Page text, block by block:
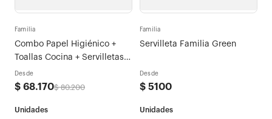
Familia
Combo Papel Higiénico +
Toallas Cocina + Servilletas +
Pañuelos Gripales Familia
Desde
$ 68.170$ 80.200
Familia
Servilleta Familia Green
Desde
$ 5100